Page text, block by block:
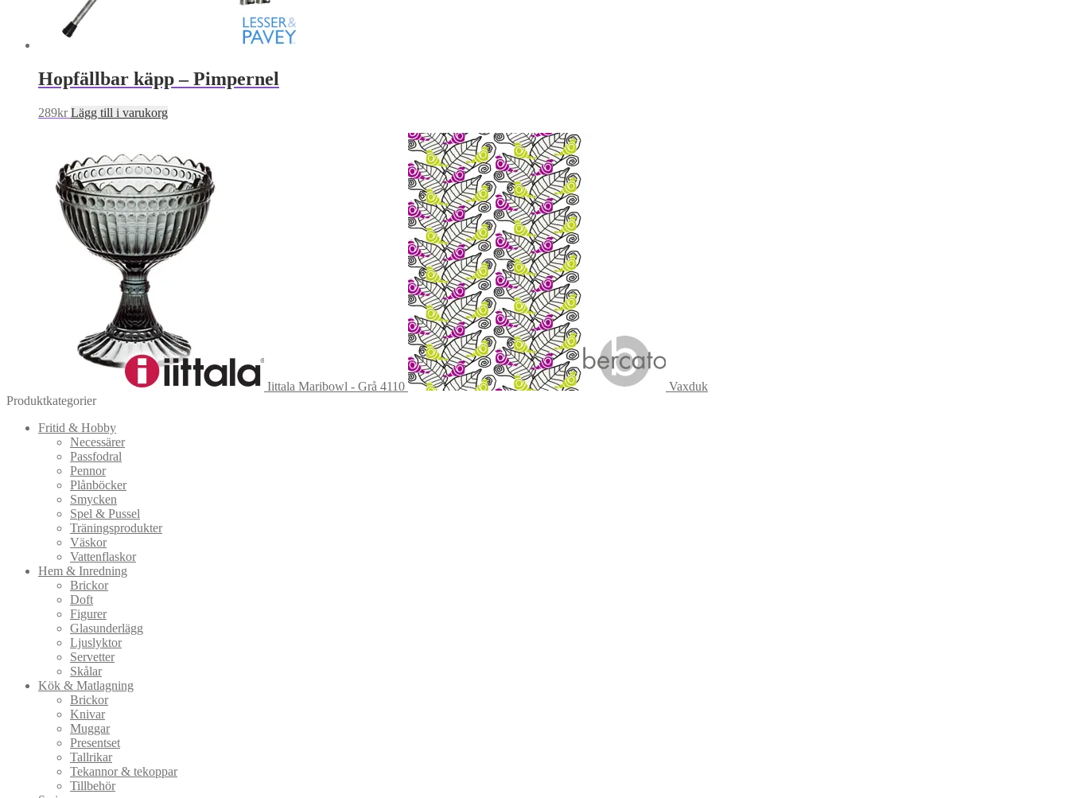
Hopfällbar käpp – Pimpernel
289kr Lägg till i varukorg
Iittala Maribowl - Grå 4110
Vaxduk
Produktkategorier
Fritid & Hobby
Necessärer
Passfodral
Pennor
Plånböcker
Smycken
Spel & Pussel
Träningsprodukter
Väskor
Vattenflaskor
Hem & Inredning
Brickor
Doft
Figurer
Glasunderlägg
Ljuslyktor
Servetter
Skålar
Kök & Matlagning
Brickor
Knivar
Muggar
Presentset
Tallrikar
Tekannor & tekoppar
Tillbehör